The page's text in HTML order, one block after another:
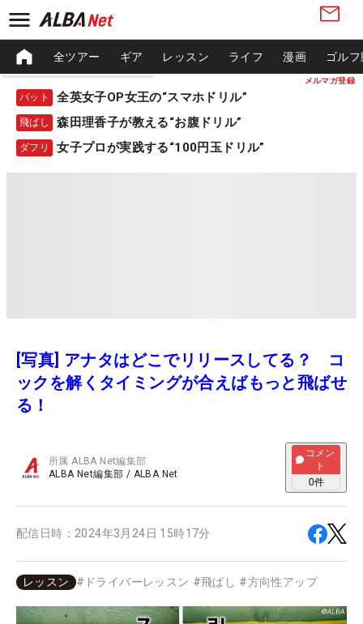
メルマガ登録
全ツアー ギア レッスン ライフ 漫画 ゴル
パット 全英女子OP女王の“スマホドリル”
飛ばし 森田理香子が教える“お腹ドリル”
ダフリ 女子プロが実践する“100円玉ドリル”
[写真] アナタはどこでリリースしてる？ コ
ックを解くタイミングが合えばもっと飛ばせ
る！
所属ALBA Net編集部
ALBA Net編集部 / ALBA Net
コメン
ト
0件
配信日時： 2024年3月24日 15時17分
レッスン # ドライバーレッスン #飛ばし #方向性アップ